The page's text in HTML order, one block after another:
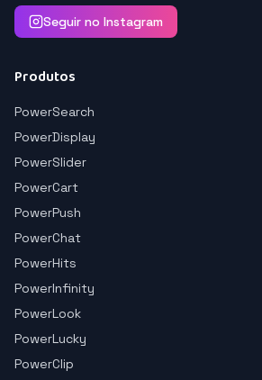
Seguir no Instagram
Produtos
PowerSearch
PowerDisplay
PowerSlider
PowerCart
PowerPush
PowerChat
PowerHits
PowerInfinity
PowerLook
PowerLucky
PowerClip